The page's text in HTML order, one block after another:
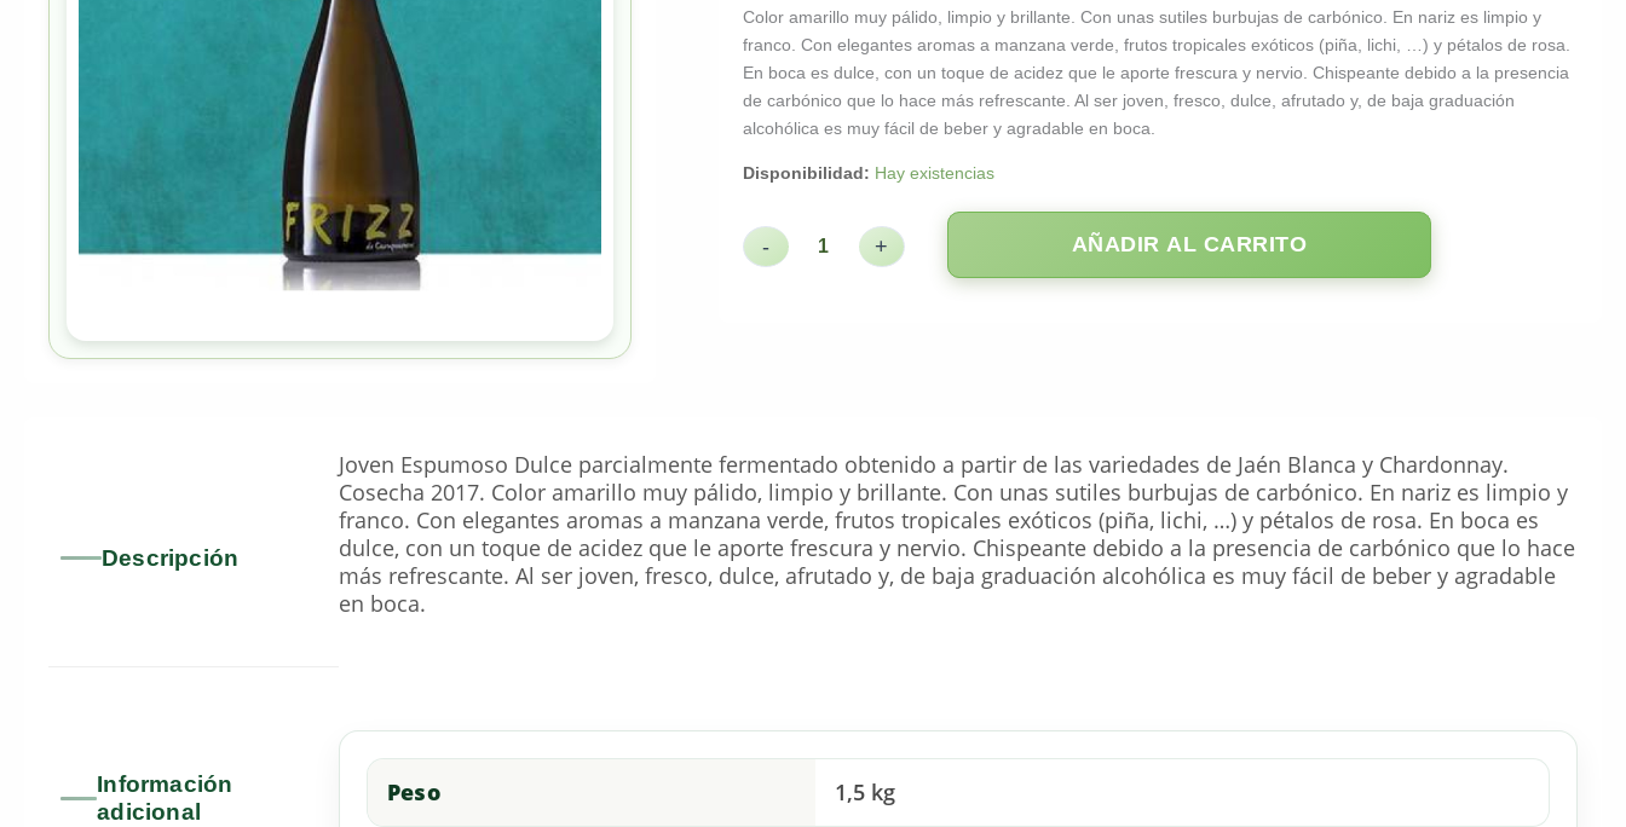
Color amarillo muy pálido, limpio y brillante. Con unas sutiles burbujas de carbónico. En nariz es limpio y
franco. Con elegantes aromas a manzana verde, frutos tropicales exóticos (piña, lichi, …) y pétalos de rosa.
En boca es dulce, con un toque de acidez que le aporte frescura y nervio. Chispeante debido a la presencia
de carbónico que lo hace más refrescante. Al ser joven, fresco, dulce, afrutado y, de baja graduación
alcohólica es muy fácil de beber y agradable en boca.
Disponibilidad: Hay existencias
- + AÑADIR AL CARRITO
Descripción
Joven Espumoso Dulce parcialmente fermentado obtenido a partir de las variedades de Jaén Blanca y Chardonnay.
Cosecha 2017. Color amarillo muy pálido, limpio y brillante. Con unas sutiles burbujas de carbónico. En nariz es limpio y
franco. Con elegantes aromas a manzana verde, frutos tropicales exóticos (piña, lichi, …) y pétalos de rosa. En boca es
dulce, con un toque de acidez que le aporte frescura y nervio. Chispeante debido a la presencia de carbónico que lo hace
más refrescante. Al ser joven, fresco, dulce, afrutado y, de baja graduación alcohólica es muy fácil de beber y agradable
en boca.
Información
adicional
Peso 1,5 kg